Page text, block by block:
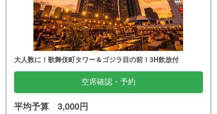
大人数に！歌舞伎町タワー＆ゴジラ目の前！3H飲放付
空席確認・予約
平均予算 3,000円